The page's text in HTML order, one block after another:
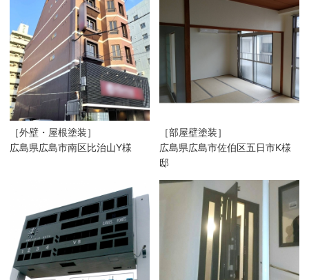
［外壁・屋根塗装］
広島県広島市南区比治山Y様
［部屋壁塗装］
広島県広島市佐伯区五日市K様
邸